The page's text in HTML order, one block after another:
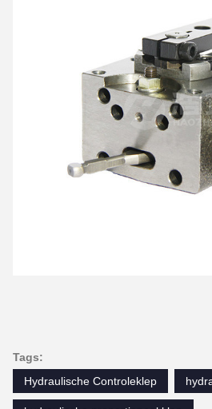
Tags:
Hydraulische Controleklep